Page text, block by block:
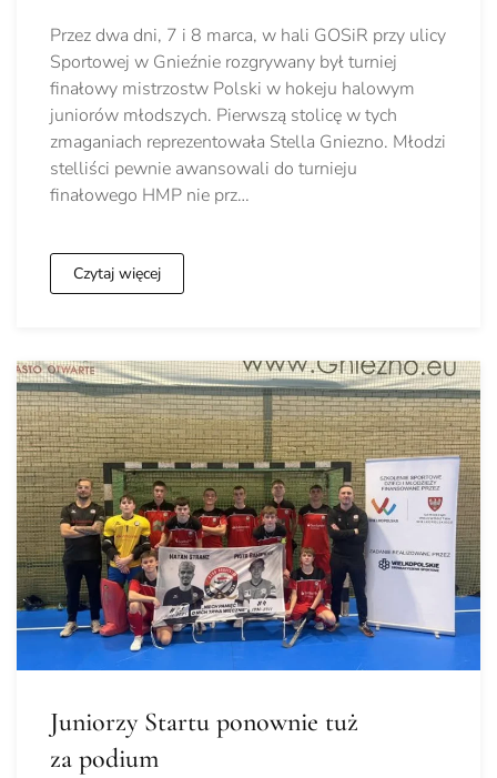
Przez dwa dni, 7 i 8 marca, w hali GOSiR przy ulicy
Sportowej w Gnieźnie rozgrywany był turniej
finałowy mistrzostw Polski w hokeju halowym
juniorów młodszych. Pierwszą stolicę w tych
zmaganiach reprezentowała Stella Gniezno. Młodzi
stelliści pewnie awansowali do turnieju
finałowego HMP nie prz…
Czytaj więcej
Juniorzy Startu ponownie tuż
za podium